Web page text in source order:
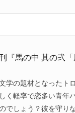
『馬の中 其の弐「
学の題材となったト
く軽率で恋多い青年
でしょう？彼を守り